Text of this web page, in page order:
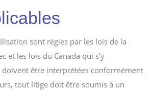
sont régies par les lois de la
et les lois du Canada qui s’y
être interprétées conformément
tout litige doit être soumis à un